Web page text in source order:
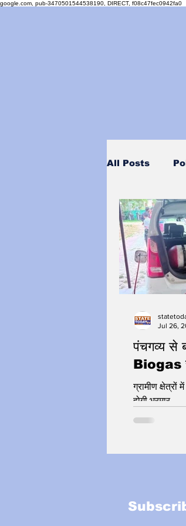
google.com, pub-3470501544538190, DIRECT, f08c47fec0942fa0
All Posts
Personality
पंचगव्य से
Biogas से
ग्रामीण
होगी भरमार
Jul 26,